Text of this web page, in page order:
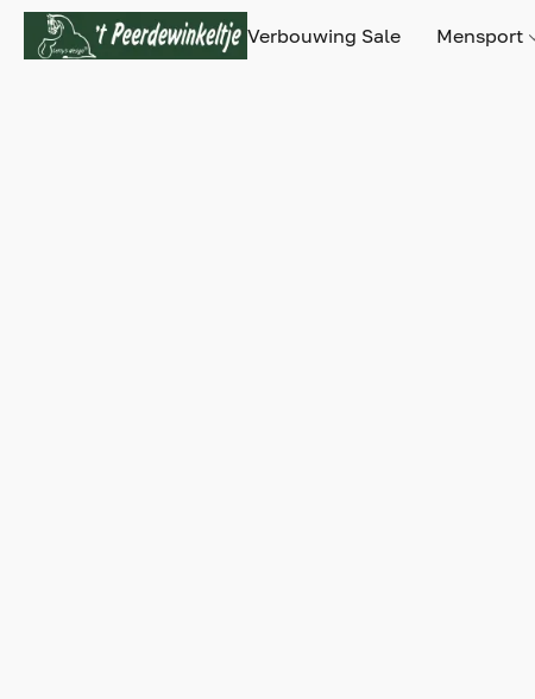
Verbouwing Sale Mensport